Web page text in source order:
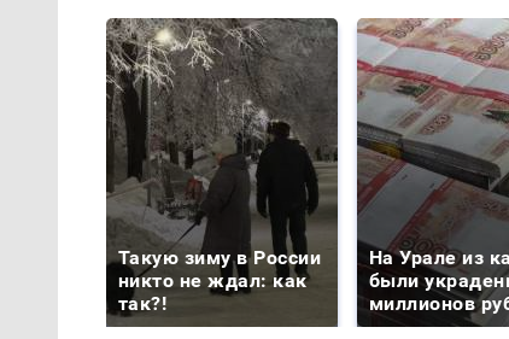
Такую зиму в России
никто не ждал: как
так?!
На Урале из
были
миллионов